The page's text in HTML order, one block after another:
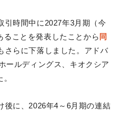
引時間中に2027年3月期（今
ることを発表したことから 同
さらに下落しました。アドバ
ールディングス、キオクシア
後に、2026年4～6月期の連結